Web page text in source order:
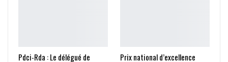
Pdci-Rda : Le délégué de
Prix national d’excellence